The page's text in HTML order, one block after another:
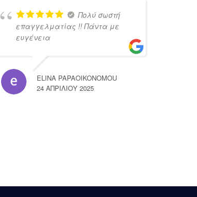
Πολύ σωστή
επαγγελματίας !! Πάντα με
ευγένεια
ELINA PAPAOIKONOMOU
24 ΑΠΡΙΛΊΟΥ 2025